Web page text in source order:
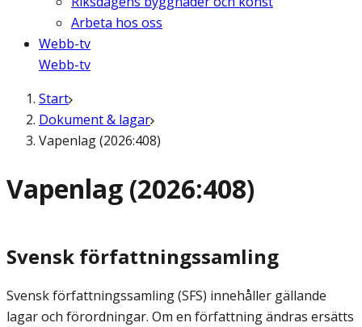
Arbeta hos oss
Webb-tv
Webb-tv
Start
Dokument & lagar
Vapenlag (2026:408)
Vapenlag (2026:408)
Svensk författningssamling
Svensk författningssamling (SFS) innehåller gällande
lagar och förordningar. Om en författning ändras ersätts